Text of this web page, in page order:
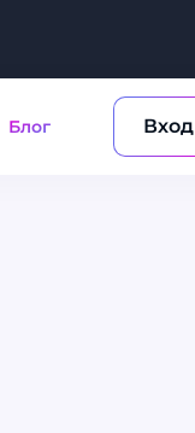
Блог Вход